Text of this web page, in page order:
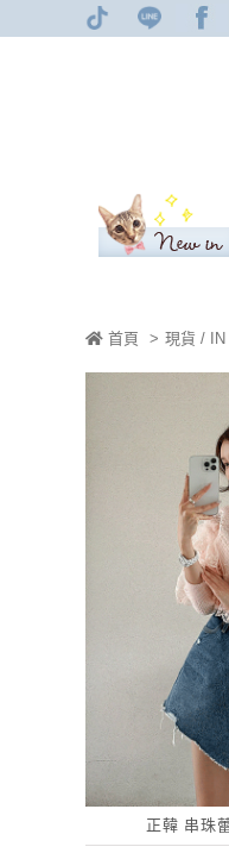
首頁
> 現貨 / IN
正韓 串珠